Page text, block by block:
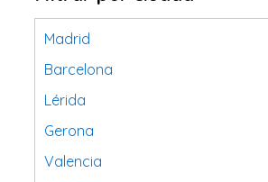
Madrid
Barcelona
Lérida
Gerona
Valencia